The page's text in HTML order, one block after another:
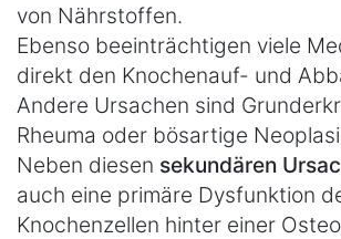
von Nährstoffen.
Ebenso beeinträchtigen viele
direkt den Knochenauf- und
Andere Ursachen sind
Rheuma oder bösartige
Neben diesen sekundären
auch eine primäre Dysfunktion
Knochenzellen hinter einer